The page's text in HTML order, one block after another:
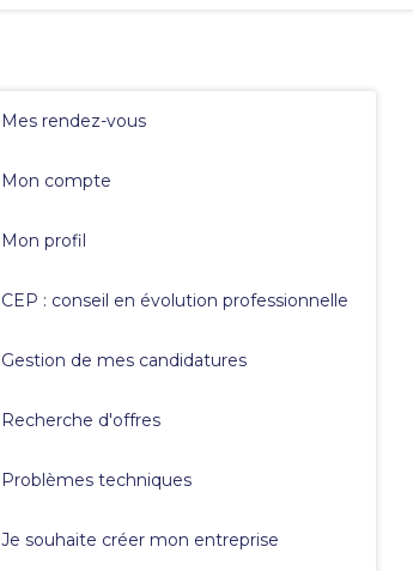
Mes rendez-vous
Mon compte
Mon profil
CEP : conseil en évolution professionnelle
Gestion de mes candidatures
Recherche d'offres
Problèmes techniques
Je souhaite créer mon entreprise